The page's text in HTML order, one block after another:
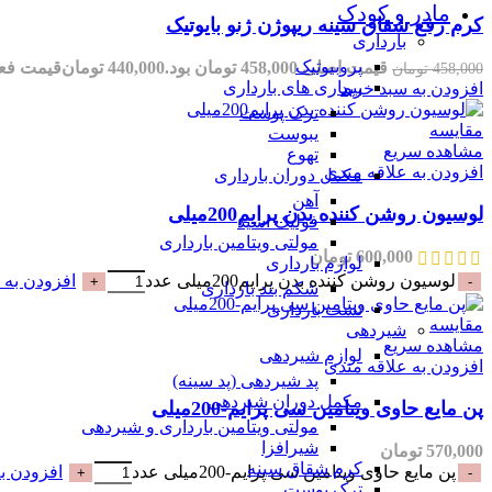
مادر و کودک
بارداری
پروبیوتیک
بیماری های بارداری
ترک پوست
یبوست
تهوع
مکمل دوران بارداری
آهن
فولیک اسید
مولتی ویتامین بارداری
لوازم بارداری
شکم بند بارداری
تست بارداری
شیردهی
لوازم شیردهی
پد شیردهی (پد سینه)
مکمل دوران شیردهی
مولتی ویتامین بارداری و شیردهی
شیرافزا
کرم شقاق سینه
کرم رفع شقاق سینه ریپوژن ژنو بایوتیک
458,000 تومان قیمت اصلی 458,000 تومان بود. 440,000 تومانقیمت فعلی 440,000
افزودن به سبد خرید
مقایسه
مشاهده سریع
افزودن به علاقه مندی
لوسیون روشن کننده بدن پرایم200میلی
600,000 تومان
لوسیون روشن کننده بدن پرایم200میلی عدد
افزودن
مقایسه
مشاهده سریع
افزودن به علاقه مندی
پن مایع حاوی ویتامین سی پرایم-200میلی
570,000 تومان
پن مایع حاوی ویتامین سی پرایم-200میلی عدد
افزودن